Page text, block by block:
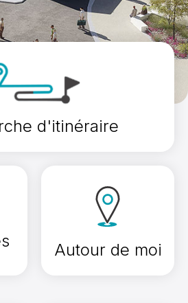
d'itinéraire
Autour de moi